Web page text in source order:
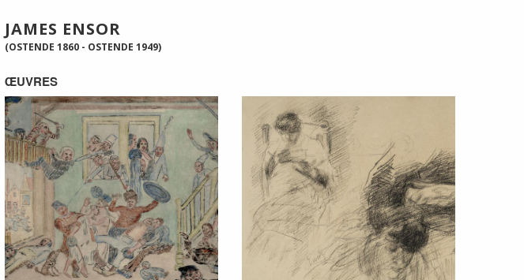
JAMES ENSOR
(OSTENDE 1860 - OSTENDE 1949)
ŒUVRES